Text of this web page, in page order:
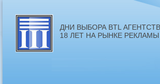
ДНИ ВЫБОРА BTL АГЕНТСТВ
18 ЛЕТ НА РЫНКЕ РЕКЛАМЫ